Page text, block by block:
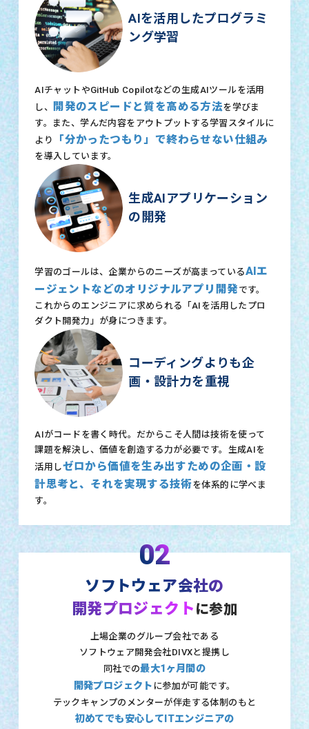
AIを活用したプログラミ
ング学習
AIチャットやGitHub Copilotなどの生成AIツールを活用
し、
開発のスピードと質を高める方法を学びま
す。また、学んだ内容をアウトプットする学習スタイルに
より
「分かったつもり」で終わらせない仕組み
を導入しています。
生成AIアプリケーション
の開発
学習のゴールは、企業からのニーズが高まっているAIエ
ージェントなどのオリジナルアプリ開発です。
これからのエンジニアに求められる「AIを活用したプロ
ダクト開発力」が身につきます。
コーディングよりも企
画・設計力を重視
AIがコードを書く時代。だからこそ人間は技術を使って
課題を解決し、価値を創造する力が必要です。生成AIを
活用しゼロから価値を生み出すための企画・設
計思考と、それを実現する技術を体系的に学べま
す。
02
ソフトウェア会社の
開発プロジェクト に参加
上場企業のグループ会社である
ソフトウェア開発会社DIVXと提携し
同社での最大1ヶ月間の
開発プロジェクト に参加が可能です。
テックキャンプのメンターが伴走する体制のもと
初めてでも安心してITエンジニアの